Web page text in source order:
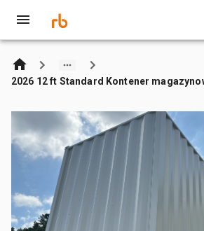
2026 12 ft Standard Kontener